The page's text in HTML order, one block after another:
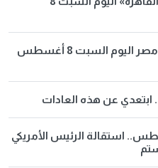
مواقيت الصلاة في محافظات مصر اليوم السبت 8 أغسطس
ابتعدي عن هذه العادات
هذا اليوم 8 أغسطس.. استقالة الرئيس الأمريكي